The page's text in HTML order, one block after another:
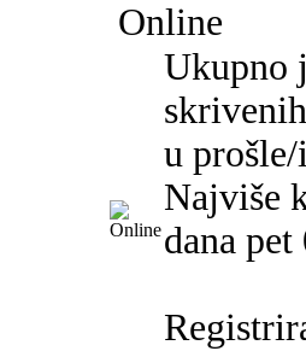
Online
Ukupno
u
Najviše
dana